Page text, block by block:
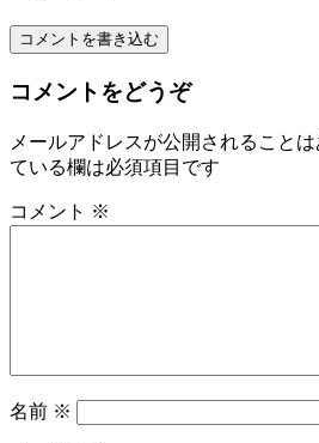
コメントを書き込む
コメントをどうぞ
メールアドレスが公開されることは
ている欄は必須項目です
コメント ※
名前 ※